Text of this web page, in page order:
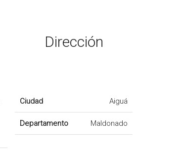
Dirección
Ciudad Aiguá
Departamento Maldonado